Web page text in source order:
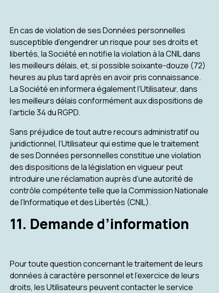
En cas de violation de ses Données personnelles
susceptible d’engendrer un risque pour ses droits et
libertés, la Société en notifie la violation à la CNIL dans
les meilleurs délais, et, si possible soixante-douze (72)
heures au plus tard après en avoir pris connaissance.
La Société en informera également l’Utilisateur, dans
les meilleurs délais conformément aux dispositions de
l’article 34 du RGPD.
Sans préjudice de tout autre recours administratif ou
juridictionnel, l’Utilisateur qui estime que le traitement
de ses Données personnelles constitue une violation
des dispositions de la législation en vigueur peut
introduire une réclamation auprès d’une autorité de
contrôle compétente telle que la Commission Nationale
de l’Informatique et des Libertés (CNIL).
11. Demande d’information
Pour toute question concernant le traitement de leurs
données à caractère personnel et l’exercice de leurs
droits, les Utilisateurs peuvent contacter le service